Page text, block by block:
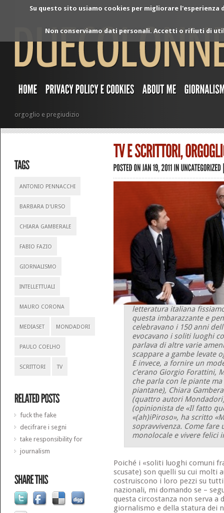
Su questo sito usiamo cookies per migliorare
Non conserviamo dati personali. Accetti o rifiuti di
orgoglio e pregiudizio
ANTONIO PENNACCHI
BARBARA D'URSO
CHIARA GAMBERALE
FABIO FAZIO
GIORNALISMO
INTELLETTUALI
MAURO CORONA
MEDIASET MONDADORI
PAULO COELHO
SCRITTORI TV
fuck the fake
decifrare i segni
take responsibility for
journalism
letteratura italiana
questa imbarazzante e
celebravano i 150 anni
evocavano i soliti luoghi
parlava di altre varie
scappare a gambe levate
E invece, a fornire un
c’erano Giorgio Forattini,
che parla con le piante
piantane), Chiara
(quattro autori
(opinionista de «Il fatto
«(ah)iPiroso», ha scritto
sopravvivenza. Come fare
monolocale e vivere felici
Poiché i «soliti luoghi comuni
scusate) son quelli su cui molti
costruiscono i loro pezzi su
nazionali, mi domando se –
questa circostanza non serva a
giornalismo e della statura dei